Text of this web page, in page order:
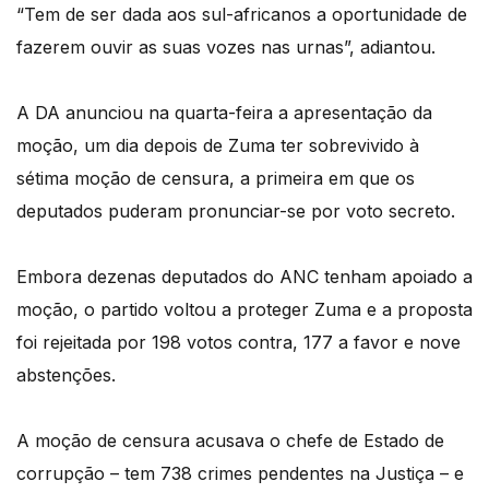
“Tem de ser dada aos sul-africanos a oportunidade de
fazerem ouvir as suas vozes nas urnas”, adiantou.
A DA anunciou na quarta-feira a apresentação da
moção, um dia depois de Zuma ter sobrevivido à
sétima moção de censura, a primeira em que os
deputados puderam pronunciar-se por voto secreto.
Embora dezenas deputados do ANC tenham apoiado a
moção, o partido voltou a proteger Zuma e a proposta
foi rejeitada por 198 votos contra, 177 a favor e nove
abstenções.
A moção de censura acusava o chefe de Estado de
corrupção – tem 738 crimes pendentes na Justiça – e